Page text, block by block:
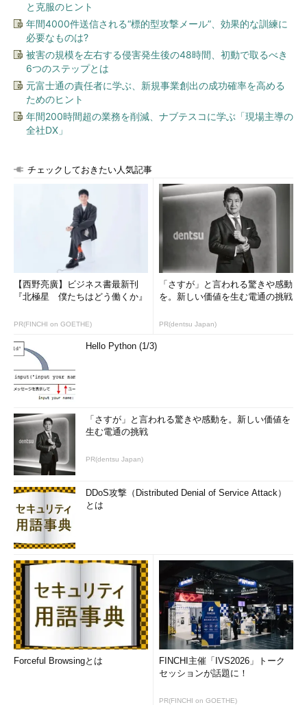
と克服のヒント
年間4000件送信される“標的型攻撃メール”、効果的な訓練に
必要なものは?
被害の規模を左右する侵害発生後の48時間、初動で取るべき
6つのステップとは
元富士通の責任者に学ぶ、新規事業創出の成功確率を高める
ためのヒント
年間200時間超の業務を削減、ナブテスコに学ぶ「現場主導の
全社DX」
チェックしておきたい人気記事
【西野亮廣】ビジネス書最新刊
『北極星 僕たちはどう働くか』
PR(FINCHI on GOETHE)
「さすが」と言われる驚きや感動
を。新しい価値を生む電通の挑戦
PR(dentsu Japan)
Hello Python (1/3)
「さすが」と言われる驚きや感動を。新しい価値を
生む電通の挑戦
PR(dentsu Japan)
DDoS攻撃（Distributed Denial of Service Attack）
とは
Forceful Browsingとは
FINCHI主催「IVS2026」トーク
セッションが話題に！
PR(FINCHI on GOETHE)